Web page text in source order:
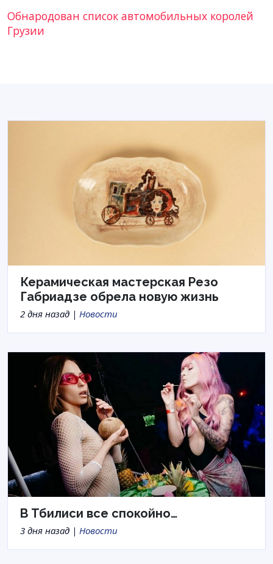
Обнародован список автомобильных королей
Грузии
Керамическая мастерская Резо
Габриадзе обрела новую жизнь
2 дня назад | Новости
В Тбилиси все спокойно…
3 дня назад | Новости